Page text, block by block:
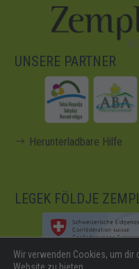
UNSERE PARTNER
Herunterladbare Hilfe
LEGEK FÖLDJE
Wir verwenden Cookies, um